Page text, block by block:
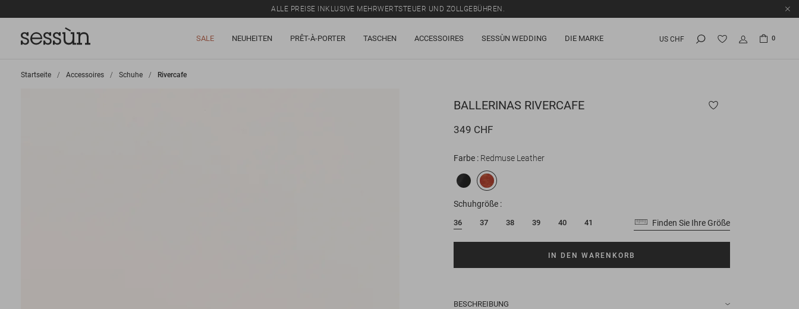
ALLE PREISE INKLUSIVE MEHRWERTSTEUER UND ZOLLGEBÜHREN.
SALE NEUHEITEN PRÊT-À-PORTER TASCHEN ACCESSOIRES SESSÙN WEDDING DIE MARKE US CHF 0
Startseite >
Accessoires >
Schuhe >
Rivercafe
BALLERINAS RIVERCAFE
349 CHF
Farbe Redmuse Leather
Schuhgröße
36 37 38 39 40 41 Finden Sie Ihre Größe
IN DEN WARENKORB
BESCHREIBUNG